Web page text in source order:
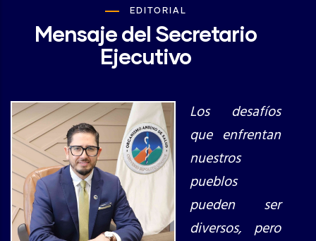
EDITORIAL
Mensaje del Secretario
Ejecutivo
Los desafíos
que enfrentan
nuestros
pueblos
pueden ser
diversos, pero